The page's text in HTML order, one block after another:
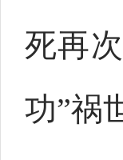
死再
功”祸